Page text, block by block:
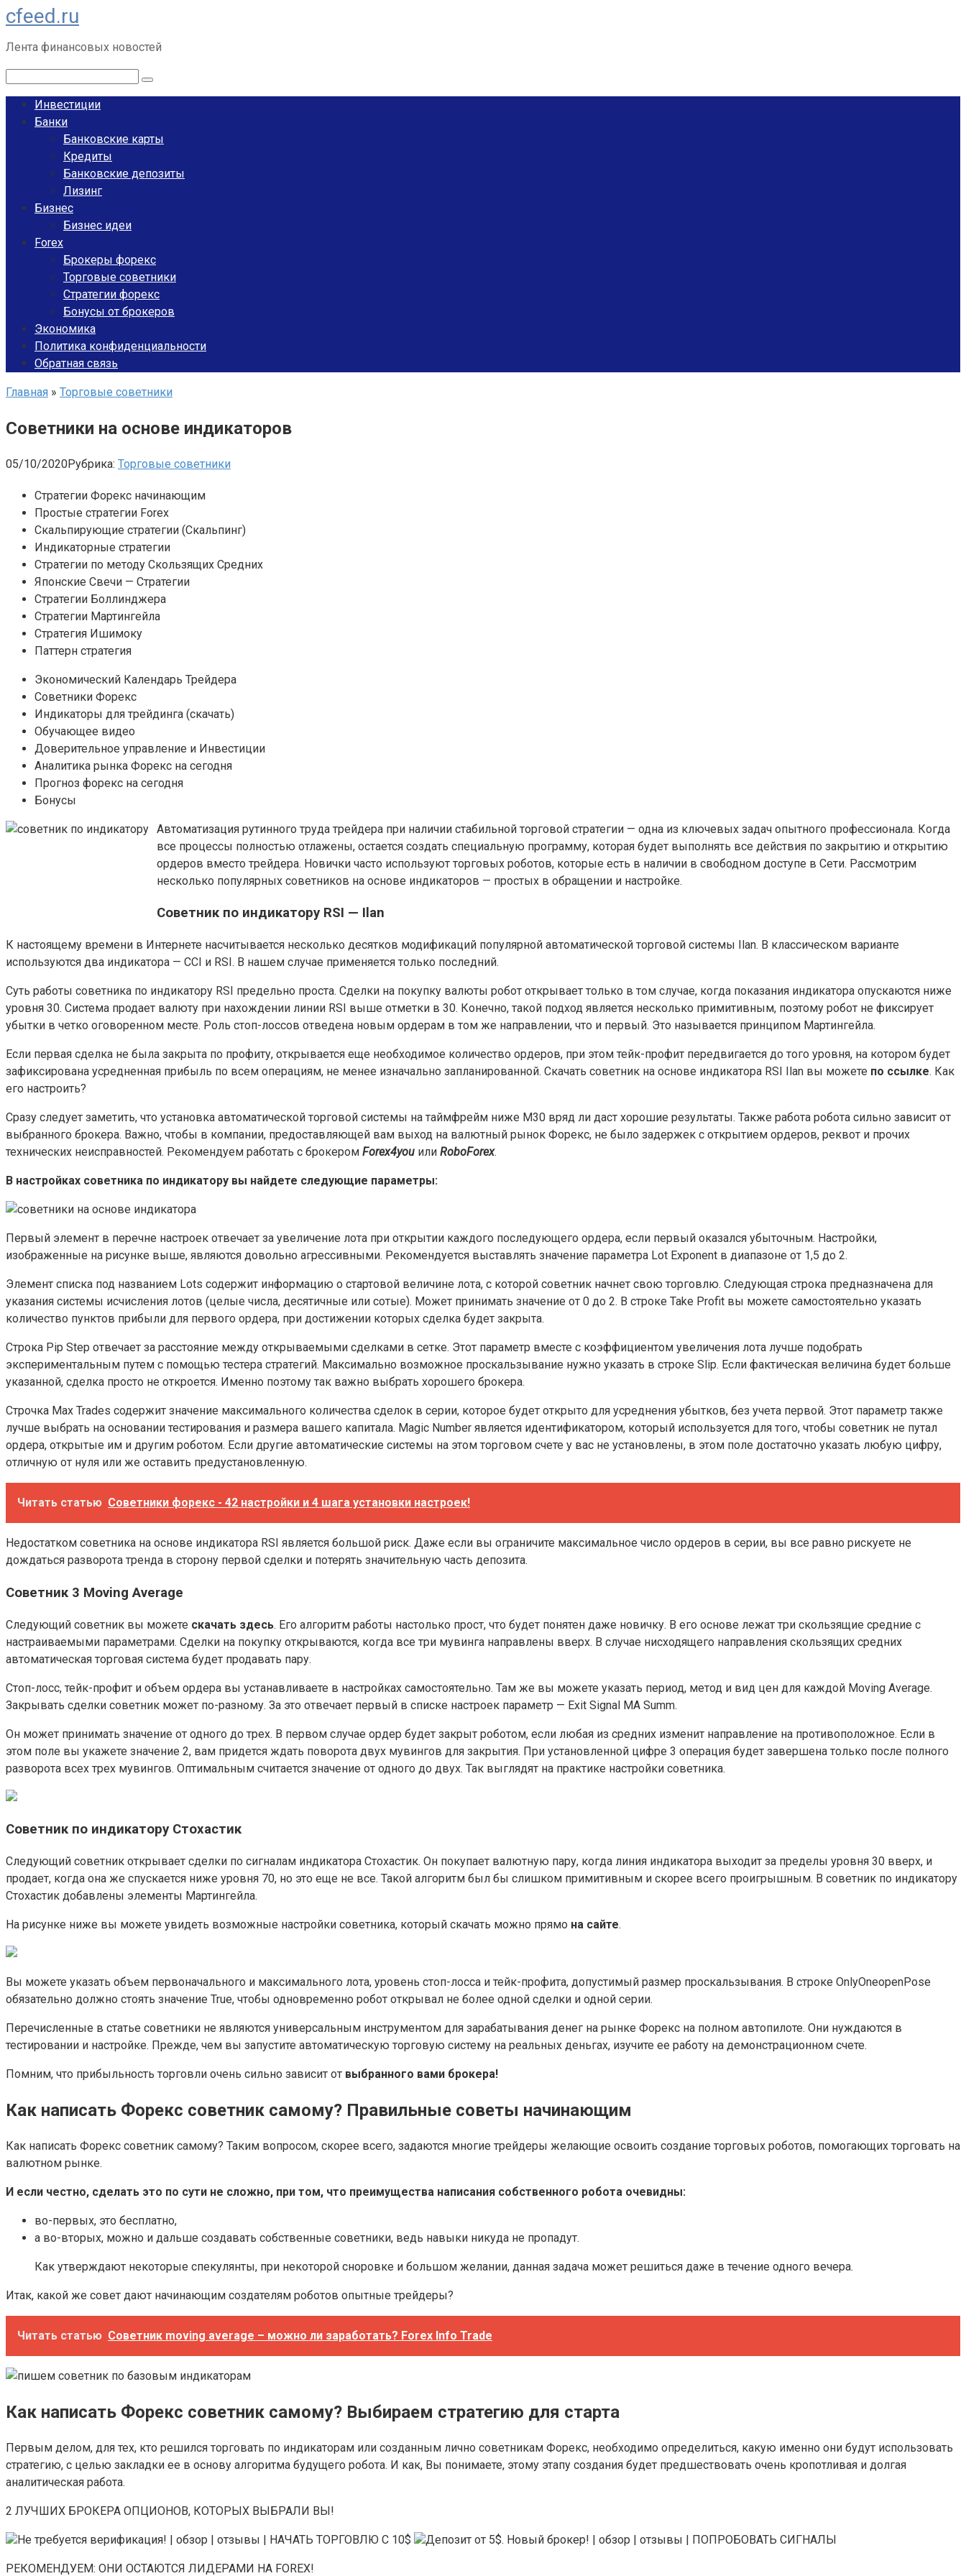
Перейти
к
контенту
cfeed.ru
Лента финансовых новостей
Инвестиции
Банки
Банковские карты
Кредиты
Банковские депозиты
Лизинг
Бизнес
Бизнес идеи
Forex
Брокеры форекс
Торговые советники
Стратегии форекс
Бонусы от брокеров
Экономика
Политика конфиденциальности
Обратная связь
Главная » Торговые советники
Советники на основе индикаторов
05/10/2020Рубрика: Торговые советники
Стратегии Форекс начинающим
Простые стратегии Forex
Скальпирующие стратегии (Скальпинг)
Индикаторные стратегии
Стратегии по методу Скользящих Средних
Японские Свечи — Стратегии
Стратегии Боллинджера
Стратегии Мартингейла
Стратегия Ишимоку
Паттерн стратегия
Экономический Календарь Трейдера
Советники Форекс
Индикаторы для трейдинга (скачать)
Обучающее видео
Доверительное управление и Инвестиции
Аналитика рынка Форекс на сегодня
Прогноз форекс на сегодня
Бонусы
Автоматизация рутинного труда трейдера при наличии стабильной торговой стратегии — одна из ключевых задач опытного профессионала. Когда
все процессы полностью отлажены, остается создать специальную программу, которая будет выполнять все действия по закрытию и открытию
ордеров вместо трейдера. Новички часто используют торговых роботов, которые есть в наличии в свободном доступе в Сети. Рассмотрим
несколько популярных советников на основе индикаторов — простых в обращении и настройке.
Советник по индикатору RSI — Ilan
К настоящему времени в Интернете насчитывается несколько десятков модификаций популярной автоматической торговой системы Ilan. В классическом варианте
используются два индикатора — CCI и RSI. В нашем случае применяется только последний.
Суть работы советника по индикатору RSI предельно проста. Сделки на покупку валюты робот открывает только в том случае, когда показания индикатора опускаются ниже
уровня 30. Система продает валюту при нахождении линии RSI выше отметки в 30. Конечно, такой подход является несколько примитивным, поэтому робот не фиксирует
убытки в четко оговоренном месте. Роль стоп-лоссов отведена новым ордерам в том же направлении, что и первый. Это называется принципом Мартингейла.
Если первая сделка не была закрыта по профиту, открывается еще необходимое количество ордеров, при этом тейк-профит передвигается до того уровня, на котором будет
зафиксирована усредненная прибыль по всем операциям, не менее изначально запланированной. Скачать советник на основе индикатора RSI Ilan вы можете по ссылке. Как
его настроить?
Сразу следует заметить, что установка автоматической торговой системы на таймфрейм ниже М30 вряд ли даст хорошие результаты. Также работа робота сильно зависит от
выбранного брокера. Важно, чтобы в компании, предоставляющей вам выход на валютный рынок Форекс, не было задержек с открытием ордеров, реквот и прочих
технических неисправностей. Рекомендуем работать с брокером Forex4you или RoboForex.
В настройках советника по индикатору вы найдете следующие параметры:
Первый элемент в перечне настроек отвечает за увеличение лота при открытии каждого последующего ордера, если первый оказался убыточным. Настройки,
изображенные на рисунке выше, являются довольно агрессивными. Рекомендуется выставлять значение параметра Lot Exponent в диапазоне от 1,5 до 2.
Элемент списка под названием Lots содержит информацию о стартовой величине лота, с которой советник начнет свою торговлю. Следующая строка предназначена для
указания системы исчисления лотов (целые числа, десятичные или сотые). Может принимать значение от 0 до 2. В строке Take Profit вы можете самостоятельно указать
количество пунктов прибыли для первого ордера, при достижении которых сделка будет закрыта.
Строка Pip Step отвечает за расстояние между открываемыми сделками в сетке. Этот параметр вместе с коэффициентом увеличения лота лучше подобрать
экспериментальным путем с помощью тестера стратегий. Максимально возможное проскальзывание нужно указать в строке Slip. Если фактическая величина будет больше
указанной, сделка просто не откроется. Именно поэтому так важно выбрать хорошего брокера.
Строчка Max Trades содержит значение максимального количества сделок в серии, которое будет открыто для усреднения убытков, без учета первой. Этот параметр также
лучше выбрать на основании тестирования и размера вашего капитала. Magic Number является идентификатором, который используется для того, чтобы советник не путал
ордера, открытые им и другим роботом. Если другие автоматические системы на этом торговом счете у вас не установлены, в этом поле достаточно указать любую цифру,
отличную от нуля или же оставить предустановленную.
Читать статью Советники форекс - 42 настройки и 4 шага установки настроек!
Недостатком советника на основе индикатора RSI является большой риск. Даже если вы ограничите максимальное число ордеров в серии, вы все равно рискуете не
дождаться разворота тренда в сторону первой сделки и потерять значительную часть депозита.
Советник 3 Moving Average
Следующий советник вы можете скачать здесь. Его алгоритм работы настолько прост, что будет понятен даже новичку. В его основе лежат три скользящие средние с
настраиваемыми параметрами. Сделки на покупку открываются, когда все три мувинга направлены вверх. В случае нисходящего направления скользящих средних
автоматическая торговая система будет продавать пару.
Стоп-лосс, тейк-профит и объем ордера вы устанавливаете в настройках самостоятельно. Там же вы можете указать период, метод и вид цен для каждой Moving Average.
Закрывать сделки советник может по-разному. За это отвечает первый в списке настроек параметр — Exit Signal MA Summ.
Он может принимать значение от одного до трех. В первом случае ордер будет закрыт роботом, если любая из средних изменит направление на противоположное. Если в
этом поле вы укажете значение 2, вам придется ждать поворота двух мувингов для закрытия. При установленной цифре 3 операция будет завершена только после полного
разворота всех трех мувингов. Оптимальным считается значение от одного до двух. Так выглядят на практике настройки советника.
Советник по индикатору Стохастик
Следующий советник открывает сделки по сигналам индикатора Стохастик. Он покупает валютную пару, когда линия индикатора выходит за пределы уровня 30 вверх, и
продает, когда она же спускается ниже уровня 70, но это еще не все. Такой алгоритм был бы слишком примитивным и скорее всего проигрышным. В советник по индикатору
Стохастик добавлены элементы Мартингейла.
На рисунке ниже вы можете увидеть возможные настройки советника, который скачать можно прямо на сайте.
Вы можете указать объем первоначального и максимального лота, уровень стоп-лосса и тейк-профита, допустимый размер проскальзывания. В строке OnlyOneopenPose
обязательно должно стоять значение True, чтобы одновременно робот открывал не более одной сделки и одной серии.
Перечисленные в статье советники не являются универсальным инструментом для зарабатывания денег на рынке Форекс на полном автопилоте. Они нуждаются в
тестировании и настройке. Прежде, чем вы запустите автоматическую торговую систему на реальных деньгах, изучите ее работу на демонстрационном счете.
Помним, что прибыльность торговли очень сильно зависит от выбранного вами брокера!
Как написать Форекс советник самому? Правильные советы начинающим
Как написать Форекс советник самому? Таким вопросом, скорее всего, задаются многие трейдеры желающие освоить создание торговых роботов, помогающих торговать на
валютном рынке.
И если честно, сделать это по сути не сложно, при том, что преимущества написания собственного робота очевидны:
во-первых, это бесплатно,
а во-вторых, можно и дальше создавать собственные советники, ведь навыки никуда не пропадут.
Как утверждают некоторые спекулянты, при некоторой сноровке и большом желании, данная задача может решиться даже в течение одного вечера.
Итак, какой же совет дают начинающим создателям роботов опытные трейдеры?
Читать статью Советник moving average – можно ли заработать? Forex Info Trade
Как написать Форекс советник самому? Выбираем стратегию для старта
Первым делом, для тех, кто решился торговать по индикаторам или созданным лично советникам Форекс, необходимо определиться, какую именно они будут использовать
стратегию, с целью закладки ее в основу алгоритма будущего робота. И как, Вы понимаете, этому этапу создания будет предшествовать очень кропотливая и долгая
аналитическая работа.
2 ЛУЧШИХ БРОКЕРА ОПЦИОНОВ, КОТОРЫХ ВЫБРАЛИ ВЫ!
Не требуется верификация! | обзор | отзывы | НАЧАТЬ ТОРГОВЛЮ С 10$ Депозит от 5$. Новый брокер! | обзор | отзывы | ПОПРОБОВАТЬ СИГНАЛЫ
РЕКОМЕНДУЕМ: ОНИ ОСТАЮТСЯ ЛИДЕРАМИ НА FOREX!